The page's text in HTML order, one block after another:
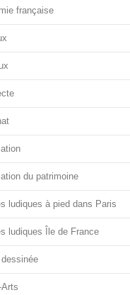
française
du patrimoine
ludiques à pied dans Paris
ludiques Île de France
dessinée
Arts